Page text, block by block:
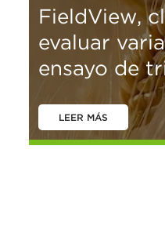
FieldView,
evaluar
ensayo de
LEER MÁS